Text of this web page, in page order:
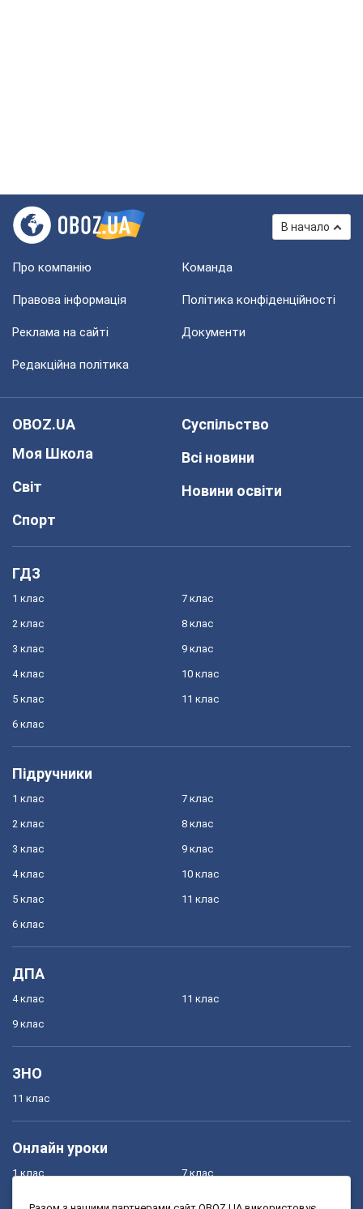
В начало
Про компанію Команда
Правова інформація Політика конфіденційності
Реклама на сайті Документи
Редакційна політика
OBOZ.UA
Моя Школа
Світ
Спорт
Суспільство
Всі новини
Новини освіти
ГДЗ
1 клас
2 клас
3 клас
4 клас
5 клас
6 клас
7 клас
8 клас
9 клас
10 клас
11 клас
Підручники
1 клас
2 клас
3 клас
4 клас
5 клас
6 клас
7 клас
8 клас
9 клас
10 клас
11 клас
ДПА
4 клас
9 клас
11 клас
ЗНО
11 клас
Онлайн уроки
1 клас 7 клас